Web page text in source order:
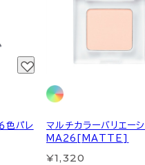
色パレ
マルチカラーバリエーシ
MA26[MATTE]
¥1,320